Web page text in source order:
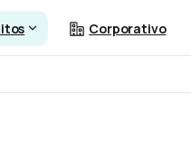
Corporativo